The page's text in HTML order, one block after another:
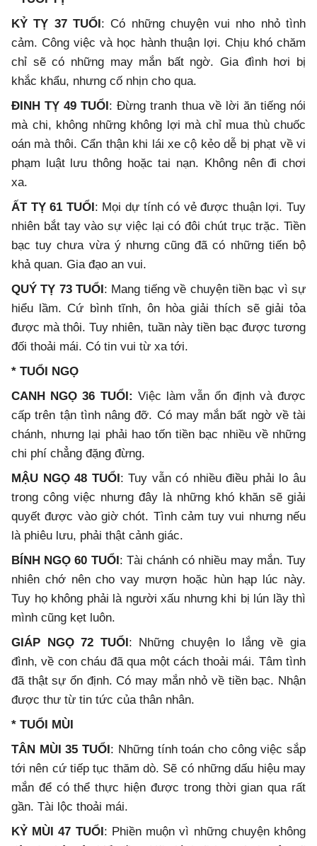
KỶ TỴ 37 TUỔI : Có những chuyện vui nho nhỏ tình
cảm. Công việc và học hành thuận lợi. Chịu khó chăm
chỉ sẽ có những may mắn bất ngờ. Gia đình hơi bị
khắc khẩu, nhưng cố nhịn cho qua.
ĐINH TỴ 49 TUỔI : Đừng tranh thua về lời ăn tiếng nói
mà chi, không những không lợi mà chỉ mua thù chuốc
oán mà thôi. Cẩn thận khi lái xe cộ kẻo dễ bị phạt về vi
phạm luật lưu thông hoặc tai nạn. Không nên đi chơi
xa.
ẤT TỴ 61 TUỔI : Mọi dự tính có vẻ được thuận lợi. Tuy
nhiên bắt tay vào sự việc lại có đôi chút trục trặc. Tiền
bạc tuy chưa vừa ý nhưng cũng đã có những tiến bộ
khả quan. Gia đạo an vui.
QUÝ TỴ 73 TUỔI : Mang tiếng về chuyện tiền bạc vì sự
hiểu lầm. Cứ bình tĩnh, ôn hòa giải thích sẽ giải tỏa
được mà thôi. Tuy nhiên, tuần này tiền bạc được tương
đối thoải mái. Có tin vui từ xa tới.
* TUỔI NGỌ
CANH NGỌ 36 TUỔI: Việc làm vẫn ổn định và được
cấp trên tận tình nâng đỡ. Có may mắn bất ngờ về tài
chánh, nhưng lại phải hao tốn tiền bạc nhiều về những
chi phí chẳng đặng đừng.
MẬU NGỌ 48 TUỔI : Tuy vẫn có nhiều điều phải lo âu
trong công việc nhưng đây là những khó khăn sẽ giải
quyết được vào giờ chót. Tình cảm tuy vui nhưng nếu
là phiêu lưu, phải thật cảnh giác.
BÍNH NGỌ 60 TUỔI : Tài chánh có nhiều may mắn. Tuy
nhiên chớ nên cho vay mượn hoặc hùn hạp lúc này.
Tuy họ không phải là người xấu nhưng khi bị lún lầy thì
mình cũng kẹt luôn.
GIÁP NGỌ 72 TUỔI : Những chuyện lo lắng về gia
đình, về con cháu đã qua một cách thoải mái. Tâm tình
đã thật sự ổn định. Có may mắn nhỏ về tiền bạc. Nhận
được thư từ tin tức của thân nhân.
* TUỔI MÙI
TÂN MÙI 35 TUỔI : Những tính toán cho công việc sắp
tới nên cứ tiếp tục thăm dò. Sẽ có những dấu hiệu may
mắn để có thể thực hiện được trong thời gian qua rất
gần. Tài lộc thoải mái.
KỶ MÙI 47 TUỔI : Phiền muộn vì những chuyện không